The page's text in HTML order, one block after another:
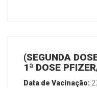
(SEGUNDA
1ª DOSE
Data de Vacinação: